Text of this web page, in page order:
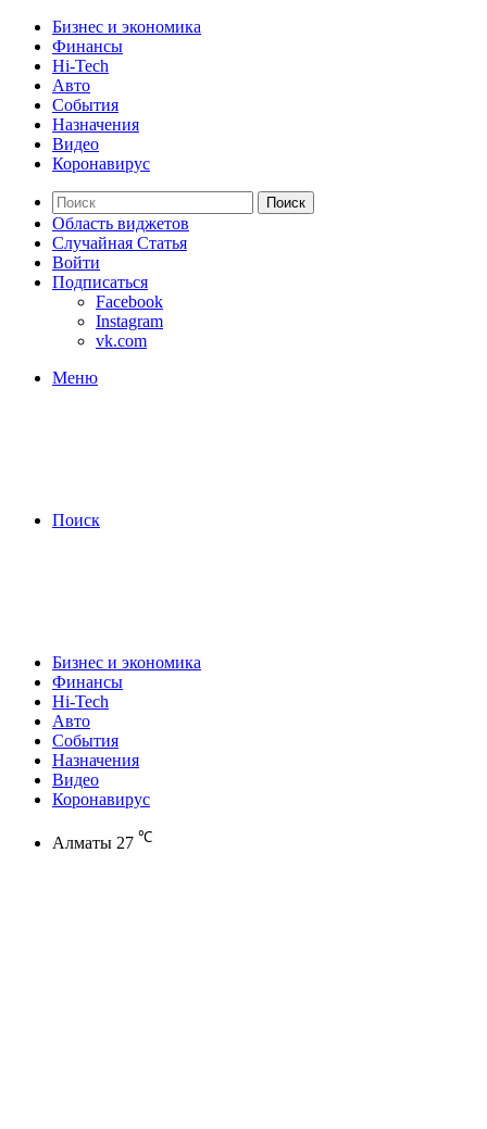
Бизнес и экономика
Финансы
Hi-Tech
Авто
События
Назначения
Видео
Коронавирус
Поиск
Область виджетов
Случайная Статья
Войти
Подписаться
Facebook
Instagram
vk.com
Меню
Поиск
Бизнес и экономика
Финансы
Hi-Tech
Авто
События
Назначения
Видео
Коронавирус
Алматы 27 ℃